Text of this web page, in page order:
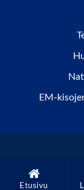
Etusivu
EM-